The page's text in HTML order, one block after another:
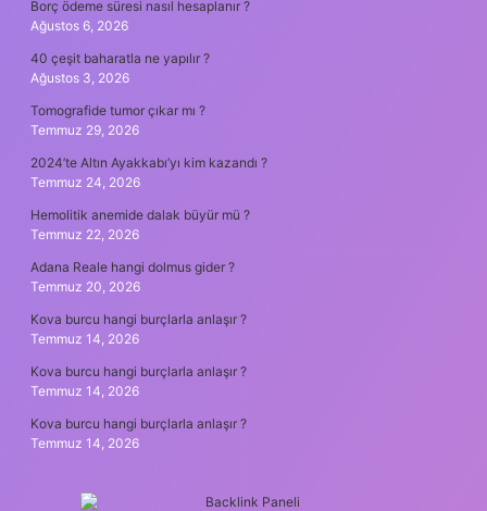
Borç ödeme süresi nasıl hesaplanır ?
Ağustos 6, 2026
40 çeşit baharatla ne yapılır ?
Ağustos 3, 2026
Tomografide tumor çıkar mı ?
Temmuz 29, 2026
2024’te Altın Ayakkabı’yı kim kazandı ?
Temmuz 24, 2026
Hemolitik anemide dalak büyür mü ?
Temmuz 22, 2026
Adana Reale hangi dolmus gider ?
Temmuz 20, 2026
Kova burcu hangi burçlarla anlaşır ?
Temmuz 14, 2026
Kova burcu hangi burçlarla anlaşır ?
Temmuz 14, 2026
Kova burcu hangi burçlarla anlaşır ?
Temmuz 14, 2026